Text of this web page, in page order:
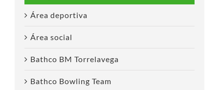
Área deportiva
Área social
Bathco BM Torrelavega
Bathco Bowling Team